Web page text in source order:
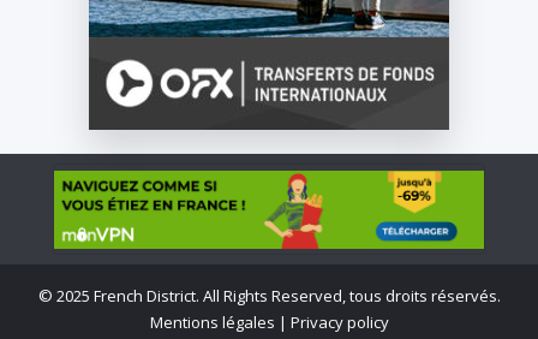
© 2025 French District. All Rights Reserved, tous droits réservés.
Mentions légales | Privacy policy